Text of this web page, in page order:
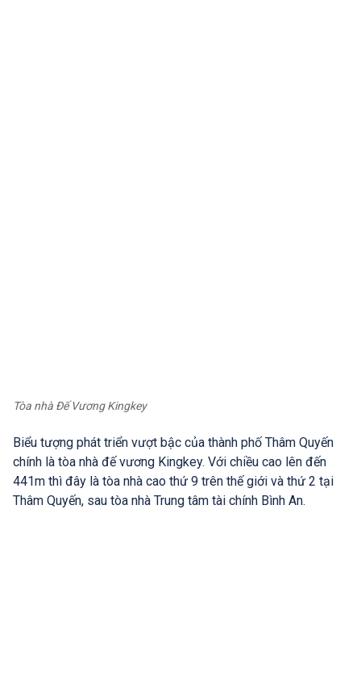
Tòa nhà Đế Vương Kingkey
Biểu tượng phát triển vượt bậc của thành phố Thâm Quyến
chính là tòa nhà đế vương Kingkey. Với chiều cao lên đến
441m thì đây là tòa nhà cao thứ 9 trên thế giới và thứ 2 tại
Thâm Quyến, sau tòa nhà Trung tâm tài chính Bình An.